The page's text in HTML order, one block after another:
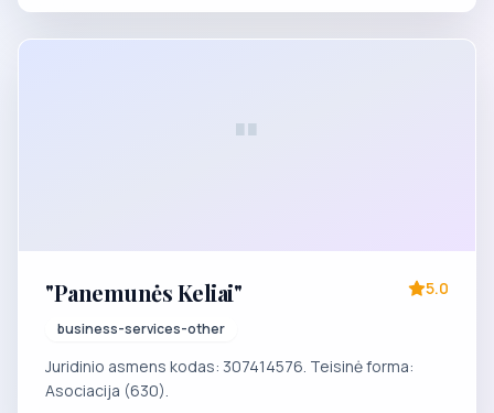
"
"Panemunės Keliai"
business-services-other
5.0
Juridinio asmens kodas: 307414576. Teisinė forma:
Asociacija (630).